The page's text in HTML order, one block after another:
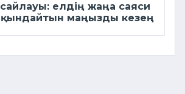
елдің жаңа саяси
маңызды кезең